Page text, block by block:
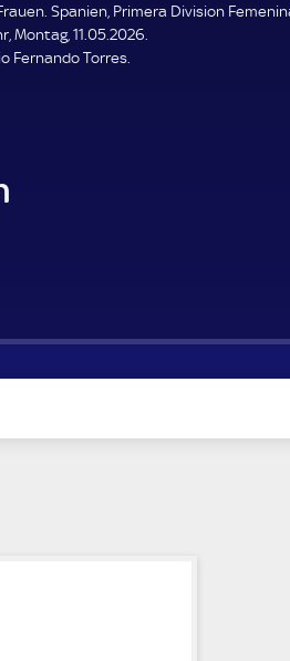
E
L
E
N
Spanien, Primera Division
Montag, 11.05.2026.
Fernando Torres.